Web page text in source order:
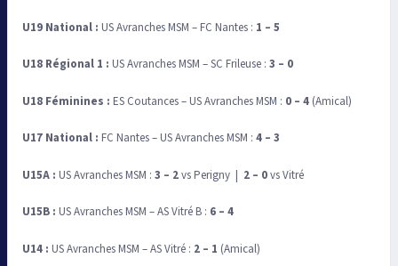
U19 National : US Avranches MSM – FC Nantes : 1 – 5
U18 Régional 1 : US Avranches MSM – SC Frileuse : 3 – 0
U18 Féminines : ES Coutances – US Avranches MSM : 0 – 4 (Amical)
U17 National : FC Nantes – US Avranches MSM : 4 – 3
U15A : US Avranches MSM : 3 – 2vs Perigny | 2 – 0vs Vitré
U15B : US Avranches MSM – AS Vitré B : 6 – 4
U14 : US Avranches MSM – AS Vitré : 2 – 1 (Amical)